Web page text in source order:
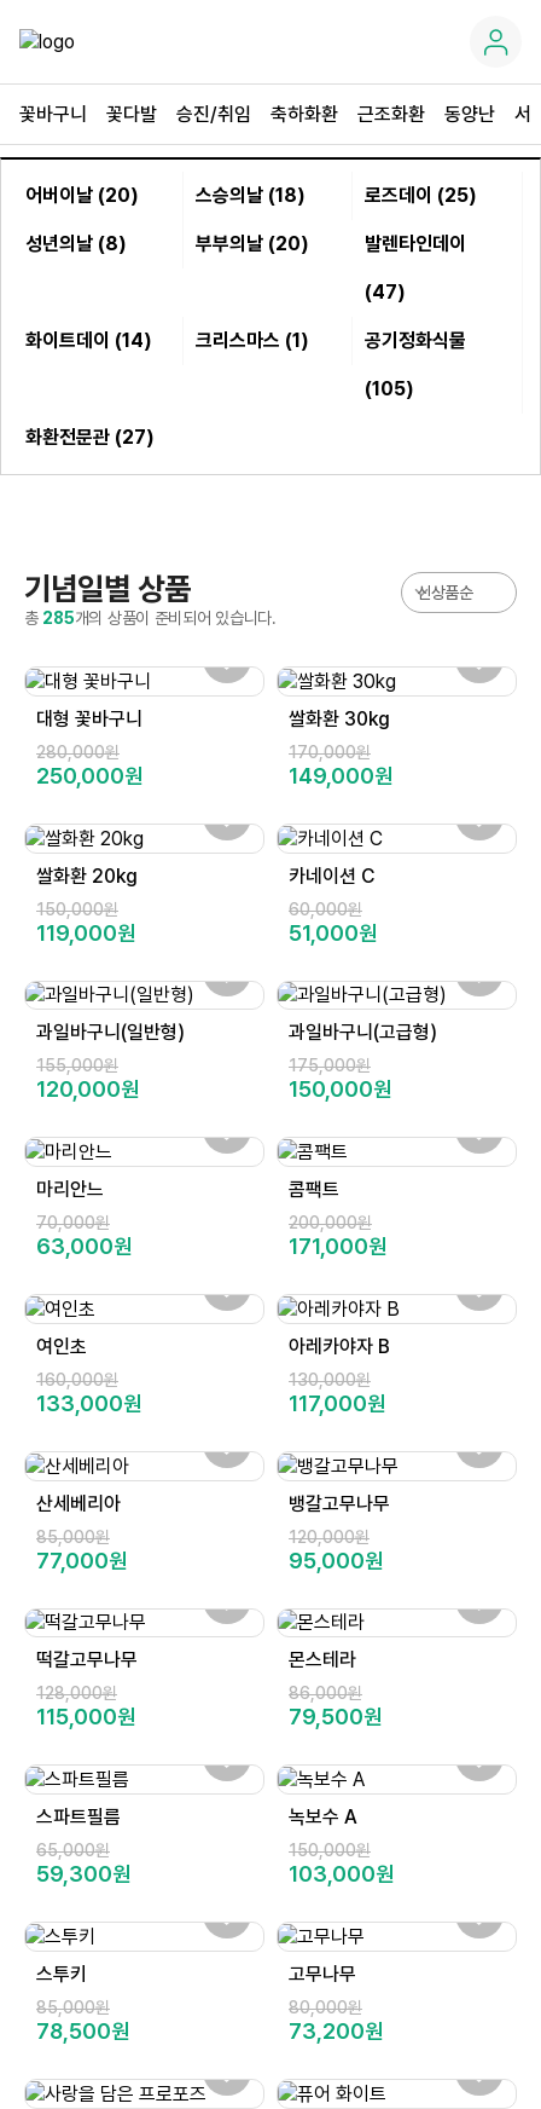
꽃바구니 꽃다발 승진/취임 축하화환 근조화환 동양난 서
어버이날 (20) 스승의날 (18) 로즈데이 (25)
성년의날 (8) 부부의날 (20) 발렌타인데이
(47)
화이트데이 (14) 크리스마스 (1) 공기정화식물
(105)
화환전문관 (27)
기념일별 상품
총 285개의 상품이 준비되어 있습니다.
대형 꽃바구니
280,000원
250,000원
쌀화환 30kg
170,000원
149,000원
쌀화환 20kg
150,000원
119,000원
카네이션 C
60,000원
51,000원
과일바구니(일반형)
155,000원
120,000원
과일바구니(고급형)
175,000원
150,000원
마리안느
70,000원
63,000원
콤팩트
200,000원
171,000원
여인초
160,000원
133,000원
아레카야자 B
130,000원
117,000원
산세베리아
85,000원
77,000원
뱅갈고무나무
120,000원
95,000원
떡갈고무나무
128,000원
115,000원
몬스테라
86,000원
79,500원
스파트필름
65,000원
59,300원
녹보수 A
150,000원
103,000원
스투키
85,000원
78,500원
고무나무
80,000원
73,200원